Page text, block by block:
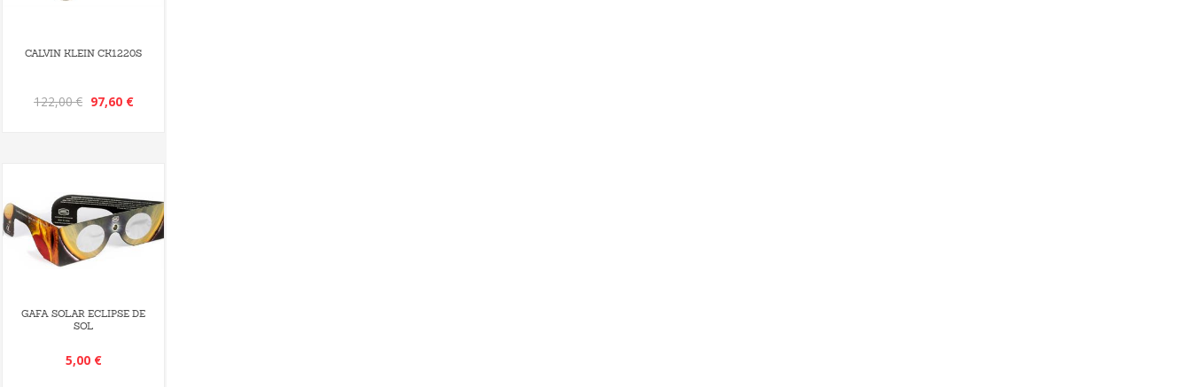
CALVIN KLEIN CK1220S
122,00 € 97,60 €
GAFA SOLAR ECLIPSE DE
SOL
5,00 €